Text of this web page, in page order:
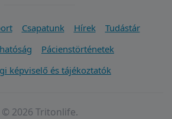
Csapatunk Hírek
Tudástár
Pácienstörténetek
képviselő és tájékoztatók
© 2026 Tritonlife.